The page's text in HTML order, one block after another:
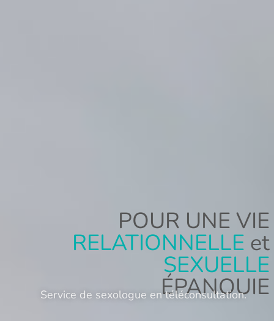
POUR UNE VIE
RELATIONNELLE et
SEXUELLE
ÉPANOUIE
Service de sexologue en téléconsultation.